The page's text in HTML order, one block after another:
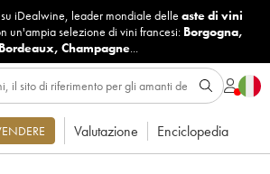
iDealwine, leader mondiale delle aste di vini
un'ampia selezione di vini francesi: Borgogna,
Bordeaux, Champagne...
Valutazione Enciclopedia